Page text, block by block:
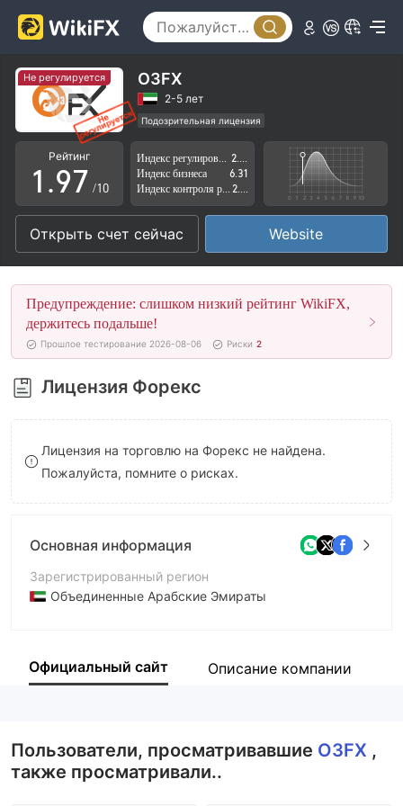
Не регулируется O3FX
2-5 лет
Подозрительная лицензия
Регион деятельности подозрителен
Высокие потенциальные риски
Рейтинг
0
1
2
3
4
5
6
7
8
9
.
5
6
7
8
9
3
4
5
6
7
8
9
/10
Индекс бизнеса
6.31
Открыть счет сейчас Website
Предупреждение: слишком низкий рейтинг WikiFX,
держитесь подальше!
Прошлое тестирование 2026-08-06 Риски 2
Лицензия Форекс
Лицензия на торговлю на Форекс не найдена.
Пожалуйста, помните о рисках.
Основная информация
Зарегистрированный регион
Объединенные Арабские Эмираты
Компания
Официальный сайт Описание компании
Пользователи, просматривавшие O3FX ,
также просматривали..